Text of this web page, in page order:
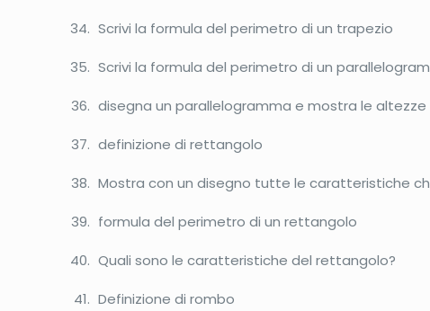
Scrivi la formula del perimetro di un trapezio
Scrivi la formula del perimetro di un
disegna un parallelogramma e mostra le altezze
definizione di rettangolo
Mostra con un disegno tutte le caratteristiche
formula del perimetro di un rettangolo
Quali sono le caratteristiche del rettangolo?
Definizione di rombo